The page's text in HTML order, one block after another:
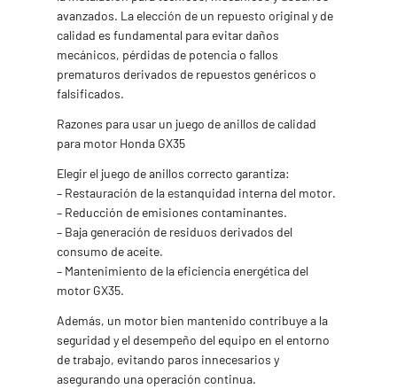
avanzados. La elección de un repuesto original y de
calidad es fundamental para evitar daños
mecánicos, pérdidas de potencia o fallos
prematuros derivados de repuestos genéricos o
falsificados.
Razones para usar un juego de anillos de calidad
para motor Honda GX35
Elegir el juego de anillos correcto garantiza:
– Restauración de la estanquidad interna del motor.
– Reducción de emisiones contaminantes.
– Baja generación de residuos derivados del
consumo de aceite.
– Mantenimiento de la eficiencia energética del
motor GX35.
Además, un motor bien mantenido contribuye a la
seguridad y el desempeño del equipo en el entorno
de trabajo, evitando paros innecesarios y
asegurando una operación continua.